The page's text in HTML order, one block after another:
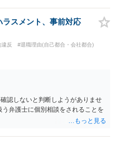
法という意味ではなく、実際の損
。 ・違約金に上限がなくても、常
契約が労働契約に近い実態なら労
そうでなくても、金額が事務所の
争点になります。 ・契約前の修正
ては、上限額を設ける、実損害ベ
などが典型です。 ・弁護士に契約
らう価値は十分にあると思われま
委託か、実態として労働者性があ
れているか、違約金の算定根拠が
ます。契約前なら、交渉のパワー
持参の上弁護士に確認されること
スメント、事前対応
反
#退職理由(自己都合・会社都合)
認しないと判断しようがありませ
弁護士に個別相談をされることを